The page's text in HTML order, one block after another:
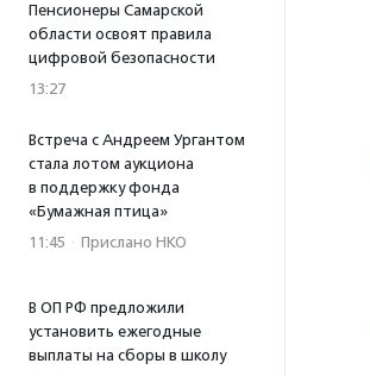
Пенсионеры Самарской
области освоят правила
цифровой безопасности
13:27
Встреча с Андреем Ургантом
стала лотом аукциона
в поддержку фонда
«Бумажная птица»
11:45 · Прислано НКО
В ОП РФ предложили
установить ежегодные
выплаты на сборы в школу